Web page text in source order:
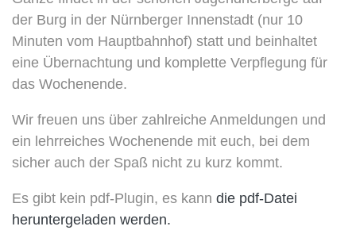
der Burg in der Nürnberger Innenstadt (nur 10
Minuten vom Hauptbahnhof) statt und beinhaltet
eine Übernachtung und komplette Verpflegung für
das Wochenende.
Wir freuen uns über zahlreiche Anmeldungen und
ein lehrreiches Wochenende mit euch, bei dem
sicher auch der Spaß nicht zu kurz kommt.
Es gibt kein pdf-Plugin, es kann die pdf-Datei
heruntergeladen werden.